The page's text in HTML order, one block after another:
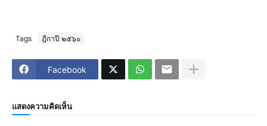
Tags ฎีกาปี ๒๕๖๐
Facebook
แสดงความคิดเห็น